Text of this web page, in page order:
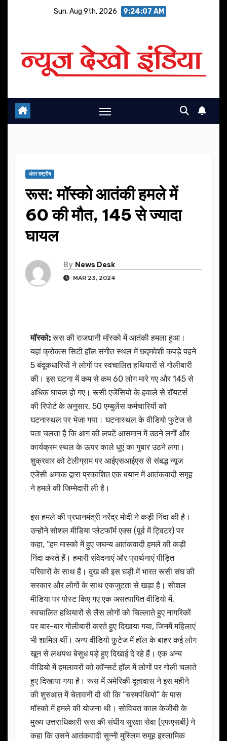
Sun. Aug 9th, 2026 9:24:08 AM
अंतर राष्ट्रीय
रूस: मॉस्को आतंकी हमले में
60 की मौत, 145 से ज्यादा
घायल
By News Desk
MAR 23, 2024
मॉस्को:रूस की राजधानी मॉस्को में आतंकी हमला हुआ।
यहां क्रोकस सिटी हॉल संगीत स्थल में छद्मवेशी कपड़े पहने
5 बंदूकधारियों ने लोगों पर स्वचालित हथियारों से गोलीबारी
की। इस घटना में कम से कम 60 लोग मारे गए और 145 से
अधिक घायल हो गए। रूसी एजेंसियों के हवाले से रॉयटर्स
की रिपोर्ट के अनुसार, 50 एम्बुलेंस कर्मचारियों को
घटनास्थल पर भेजा गया। घटनास्थल के वीडियो फुटेज से
पता चलता है कि आग की लपटें आसमान में उठने लगीं और
कार्यक्रम स्थल के ऊपर काले धुएं का गुबार उठने लगा।
शुक्रवार को टेलीग्राम पर आईएसआईएस से संबद्ध न्यूज
एजेंसी अमाक द्वारा प्रकाशित एक बयान में आतंकवादी समूह
ने हमले की जिम्मेदारी ली है।
इस हमले की प्रधानमंत्री नरेंद्र मोदी ने कड़ी निंदा की है।
उन्होंने सोशल मीडिया प्लेटफॉर्म एक्स (पूर्व में ट्विटर) पर
कहा, “हम मास्को में हुए जघन्य आतंकवादी हमले की कड़ी
निंदा करते हैं। हमारी संवेदनाएं और प्रार्थनाएं पीड़ित
परिवारों के साथ हैं। दुख की इस घड़ी में भारत रूसी संघ की
सरकार और लोगों के साथ एकजुटता से खड़ा है। सोशल
मीडिया पर पोस्ट किए गए एक असत्यापित वीडियो में,
स्वचालित हथियारों से लैस लोगों को चिल्लाते हुए नागरिकों
पर बार-बार गोलीबारी करते हुए दिखाया गया, जिनमें महिलाएं
भी शामिल थीं। अन्य वीडियो फ़ुटेज में हॉल के बाहर कई लोग
खून से लथपथ बेसुध पड़े हुए दिखाई दे रहे हैं। एक अन्य
वीडियो में हमलावरों को कॉन्सर्ट हॉल में लोगों पर गोली चलाते
हुए दिखाया गया है। रूस में अमेरिकी दूतावास ने इस महीने
की शुरुआत में चेतावनी दी थी कि “चरमपंथियों” के पास
मॉस्को में हमले की योजना थी। सोवियत काल केजीबी के
मुख्य उत्तराधिकारी रूस की संघीय सुरक्षा सेवा (एफएसबी) ने
कहा कि उसने आतंकवादी सुन्नी मुस्लिम समूह इस्लामिक